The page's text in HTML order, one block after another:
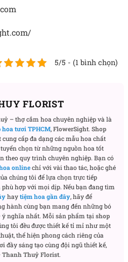
5/5 - (1 bình chọn)
FLORIST
– thợ cắm hoa chuyên nghiệp và là
hoa tươi TPHCM,FlowerSight. Shop
cấp đa dạng các mẫu hoa chất
chọn từ những nguồn hoa tốt
theo quy trình chuyên nghiệp. Bạn có
onlinechỉ với vài thao tác, hoặc ghé
chúng tôi để lựa chọn trực tiếp
hợp với mọi dịp. Nếu bạn đang tìm
haytiệm hoa gần đây, hãy để
hành cùng bạn mang đến những bó
ý nghĩa nhất. Mỗi sản phẩm tại shop
tôi đều được thiết kế tỉ mỉ như một
thể hiện phong cách riêng của
đầy sáng tạo cùng đội ngũ thiết kế,
Thanh Thuỷ Florist.